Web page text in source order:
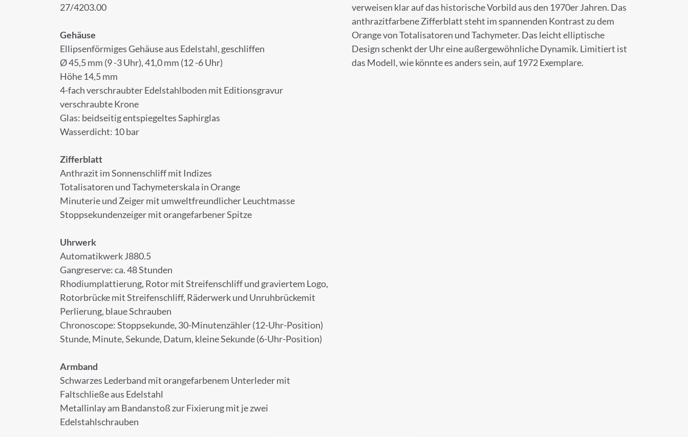
27/4203.00
Gehäuse
Ellipsenförmiges Gehäuse aus Edelstahl, geschliffen
Ø 45,5 mm (9 -3 Uhr), 41,0 mm (12 -6 Uhr)
Höhe 14,5 mm
4-fach verschraubter Edelstahlboden mit Editionsgravur
verschraubte Krone
Glas: beidseitig entspiegeltes Saphirglas
Wasserdicht: 10 bar
Zifferblatt
Anthrazit im Sonnenschliff mit Indizes
Totalisatoren und Tachymeterskala in Orange
Minuterie und Zeiger mit umweltfreundlicher Leuchtmasse
Stoppsekundenzeiger mit orangefarbener Spitze
Uhrwerk
Automatikwerk J880.5
Gangreserve: ca. 48 Stunden
Rhodiumplattierung, Rotor mit Streifenschliff und graviertem Logo,
Rotorbrücke mit Streifenschliff, Räderwerk und Unruhbrückemit
Perlierung, blaue Schrauben
Chronoscope: Stoppsekunde, 30-Minutenzähler (12-Uhr-Position)
Stunde, Minute, Sekunde, Datum, kleine Sekunde (6-Uhr-Position)
Armband
Schwarzes Lederband mit orangefarbenem Unterleder mit
Faltschließe aus Edelstahl
Metallinlay am Bandanstoß zur Fixierung mit je zwei
Edelstahlschrauben
verweisen klar auf das historische Vorbild aus den 1970er Jahren. Das
anthrazitfarbene Zifferblatt steht im spannenden Kontrast zu dem
Orange von Totalisatoren und Tachymeter. Das leicht elliptische
Design schenkt der Uhr eine außergewöhnliche Dynamik. Limitiert ist
das Modell, wie könnte es anders sein, auf 1972 Exemplare.
Melden Sie sich zu unserem Newsletter an.
Anrede